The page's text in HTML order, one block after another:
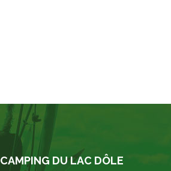
CAMPING DU LAC DÔLE